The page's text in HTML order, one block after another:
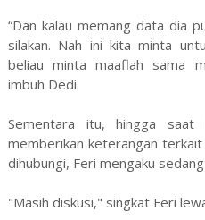
“Dan kalau memang data dia
silakan. Nah ini kita minta
beliau minta maaflah sama
imbuh Dedi.
Sementara itu, hingga
memberikan keterangan
dihubungi, Feri mengaku
"Masih diskusi," singkat Feri